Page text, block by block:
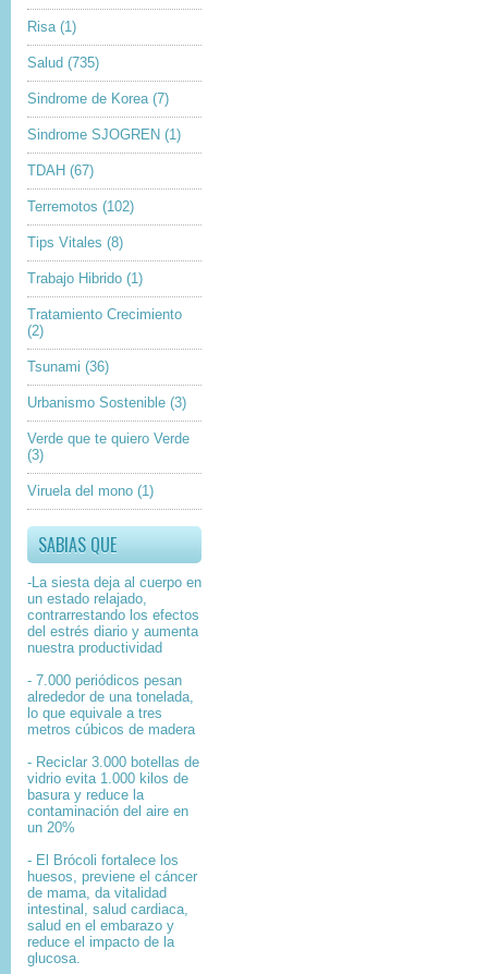
Risa (1)
Salud (735)
Sindrome de Korea (7)
Sindrome SJOGREN (1)
TDAH (67)
Terremotos (102)
Tips Vitales (8)
Trabajo Hibrido (1)
Tratamiento Crecimiento
(2)
Tsunami (36)
Urbanismo Sostenible (3)
Verde que te quiero Verde
(3)
Viruela del mono (1)
SABIAS QUE
-La siesta deja al cuerpo en
un estado relajado,
contrarrestando los efectos
del estrés diario y aumenta
nuestra productividad
- 7.000 periódicos pesan
alrededor de una tonelada,
lo que equivale a tres
metros cúbicos de madera
- Reciclar 3.000 botellas de
vidrio evita 1.000 kilos de
basura y reduce la
contaminación del aire en
un 20%
- El Brócoli fortalece los
huesos, previene el cáncer
de mama, da vitalidad
intestinal, salud cardiaca,
salud en el embarazo y
reduce el impacto de la
glucosa.